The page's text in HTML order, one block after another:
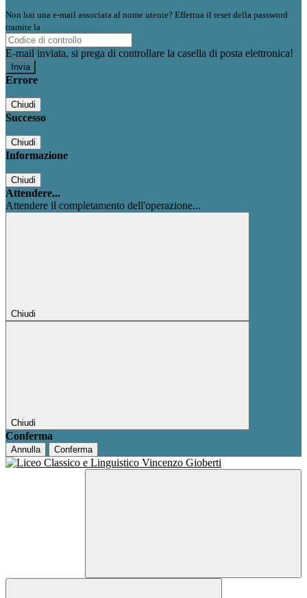
Non hai una e-mail associata al nome utente? Effettua il reset della password
tramite la
E-mail inviata, si prega di controllare la casella di posta elettronica!
Errore
Chiudi
Successo
Chiudi
Informazione
Chiudi
Attendere...
Attendere il completamento dell'operazione...
Chiudi
Chiudi
Conferma
Annulla Conferma